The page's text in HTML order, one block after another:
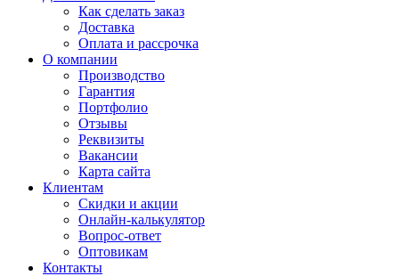
Как сделать заказ
Доставка
Оплата и рассрочка
О компании
Производство
Гарантия
Портфолио
Отзывы
Реквизиты
Вакансии
Карта сайта
Клиентам
Скидки и акции
Онлайн-калькулятор
Вопрос-ответ
Оптовикам
Контакты